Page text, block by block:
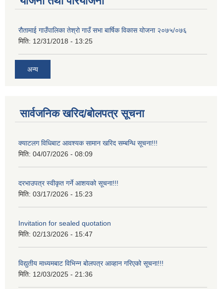
रौतामाई गाउँपालिका तेश्रो गाउँ सभा बार्षिक विकास योजना २०७५/०७६
मिति: 12/31/2018 - 13:25
अन्य
सार्वजनिक खरिद/बोलपत्र सूचना
क्याटलग विधिबाट आवश्यक सामान खरिद सम्बन्धि सूचना!!!
मिति: 04/07/2026 - 08:09
दरभाउपत्र स्वीकृत गर्ने आशयको सूचना!!!
मिति: 03/17/2026 - 15:23
Invitation for sealed quotation
मिति: 02/13/2026 - 15:47
विद्युतीय माध्यमबाट विभिन्न बोलपत्र आव्हान गरिएको सूचना!!!
मिति: 12/03/2025 - 21:36